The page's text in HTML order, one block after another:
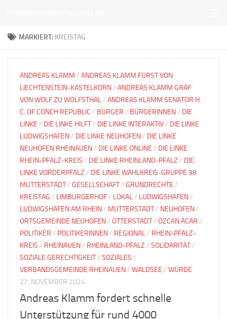
MARKIERT: KREISTAG
ANDREAS KLAMM / ANDREAS KLAMM FÜRST VON
LIECHTENSTEIN-KASTELKORN/ ANDREAS KLAMM GRAF
VON WOLF ZU WOLFSTHAL/ ANDREAS KLAMM SENATOR H.
C. OF CONCH REPUBLIC / BÜRGER / BÜRGERINNEN/ DIE
LINKE / DIE LINKE HILFT/ DIE LINKE INTERAKTIV/ DIE LINKE
LUDWIGSHAFEN/ DIE LINKE NEUHOFEN/ DIE LINKE
NEUHOFEN RHEINAUEN/ DIE LINKE ONLINE / DIE LINKE
RHEIN-PFALZ-KREIS / DIE LINKE RHEINLAND-PFALZ / DIE
LINKE VORDERPFALZ / DIE LINKE WAHLKREIS-GRUPPE 38
MUTTERSTADT/ GESELLSCHAFT/ GRUNDRECHTE /
KREISTAG / LIMBURGERHOF/ LOKAL/ LUDWIGSHAFEN/
LUDWIGSHAFEN AM RHEIN/ MUTTERSTADT/ NEUHOFEN/
ORTSGEMEINDE NEUHOFEN/ OTTERSTADT/ ÖZCAN ACAR /
POLITIKER / POLITIKERINNEN/ REGIONAL/ RHEIN-PFALZ-
KREIS / RHEINAUEN/ RHEINLAND-PFALZ / SOLIDARITÄT/
SOZIALE GERECHTIGKEIT/ SOZIALES /
VERBANDSGEMEINDE RHEINAUEN/ WALDSEE / WÜRDE
27. NOVEMBER 2024
Andreas Klamm fordert schnelle
Unterstützung für rund 4000